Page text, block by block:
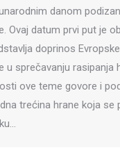
danom
Ovaj datum prvi put je
doprinos
u sprečavanju rasipanja
ove teme govore i
trećina hrane koja se